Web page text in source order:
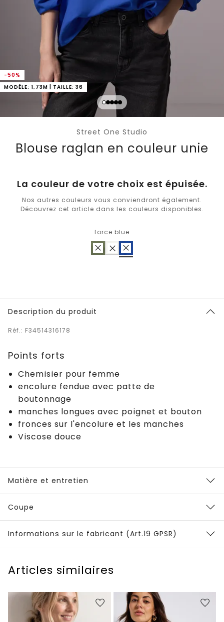
-50%
MODÈLE: 1,73M | TAILLE: 36
Street One Studio
Blouse raglan en couleur unie
La couleur de votre choix est épuisée.
Nos autres couleurs vous conviendront également.
Découvrez cet article dans les couleurs disponibles.
force blue
Description du produit
Réf.: F34514316178
Points forts
Chemisier pour femme
encolure fendue avec patte de
boutonnage
manches longues avec poignet et bouton
fronces sur l'encolure et les manches
Viscose douce
Matière et entretien
Coupe
Informations sur le fabricant (Art.19 GPSR)
Articles similaires